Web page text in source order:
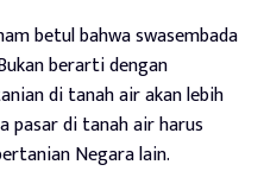
betul bahwa swasembada
berarti dengan
di tanah air akan lebih
pasar di tanah air harus
Negara lain.